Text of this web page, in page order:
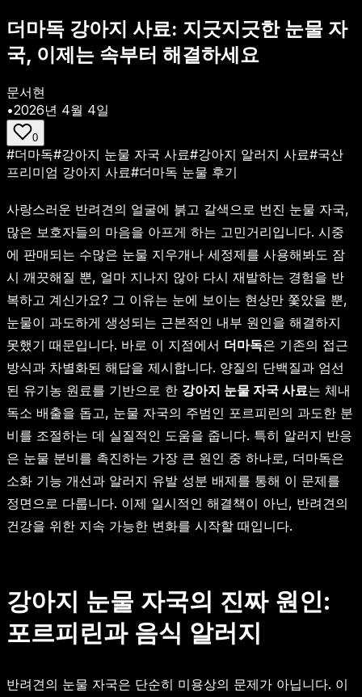
더마독 강아지 사료: 지긋지긋한 눈물 자
국, 이제는 속부터 해결하세요
문서현
•2026년 4월 4일
0
#더마독#강아지 눈물 자국 사료#강아지 알러지 사료#국산
프리미엄 강아지 사료#더마독 눈물 후기
사랑스러운 반려견의 얼굴에 붉고 갈색으로 번진 눈물 자국,
많은 보호자들의 마음을 아프게 하는 고민거리입니다. 시중
에 판매되는 수많은 눈물 지우개나 세정제를 사용해봐도 잠
시 깨끗해질 뿐, 얼마 지나지 않아 다시 재발하는 경험을 반
복하고 계신가요? 그 이유는 눈에 보이는 현상만 쫓았을 뿐,
눈물이 과도하게 생성되는 근본적인 내부 원인을 해결하지
못했기 때문입니다. 바로 이 지점에서 더마독은 기존의 접근
방식과 차별화된 해답을 제시합니다. 양질의 단백질과 엄선
된 유기농 원료를 기반으로 한 강아지 눈물 자국 사료는 체내
독소 배출을 돕고, 눈물 자국의 주범인 포르피린의 과도한 분
비를 조절하는 데 실질적인 도움을 줍니다. 특히 알러지 반응
은 눈물 분비를 촉진하는 가장 큰 원인 중 하나로, 더마독은
소화 기능 개선과 알러지 유발 성분 배제를 통해 이 문제를
정면으로 다룹니다. 이제 일시적인 해결책이 아닌, 반려견의
건강을 위한 지속 가능한 변화를 시작할 때입니다.
강아지 눈물 자국의 진짜 원인:
포르피린과 음식 알러지
반려견의 눈물 자국은 단순히 미용상의 문제가 아닙니다. 이